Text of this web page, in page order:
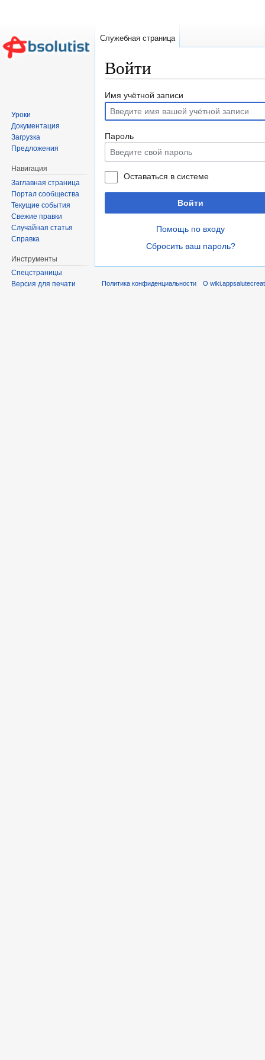
Войти
Имя учётной записи
Пароль
Оставаться в системе
Войти
Помощь по входу
Сбросить ваш пароль?
Служебная страница
Уроки
Документация
Загрузка
Предложения
Навигация
Заглавная страница
Портал сообщества
Текущие события
Свежие правки
Случайная статья
Справка
Инструменты
Спецстраницы
Версия для печати
Политика конфиденциальности О